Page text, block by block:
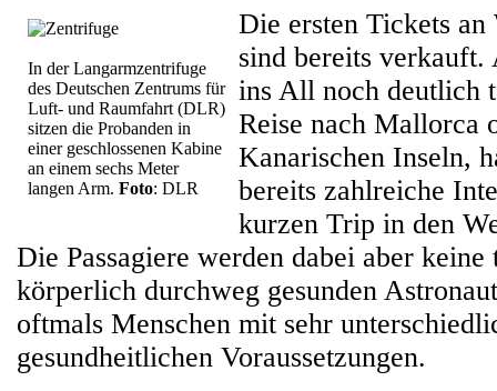
In der Langarmzentrifuge
des Deutschen Zentrums für
Luft- und Raumfahrt (DLR)
sitzen die Probanden in
einer geschlossenen Kabine
an einem sechs Meter
langen Arm. Foto: DLR
Die ersten Tickets
sind bereits
ins All noch deutlich
Reise nach Mallorca
Kanarischen Inseln,
bereits zahlreiche
kurzen Trip in den
Die Passagiere werden dabei aber
körperlich durchweg gesunden
oftmals Menschen mit sehr
gesundheitlichen Voraussetzungen.